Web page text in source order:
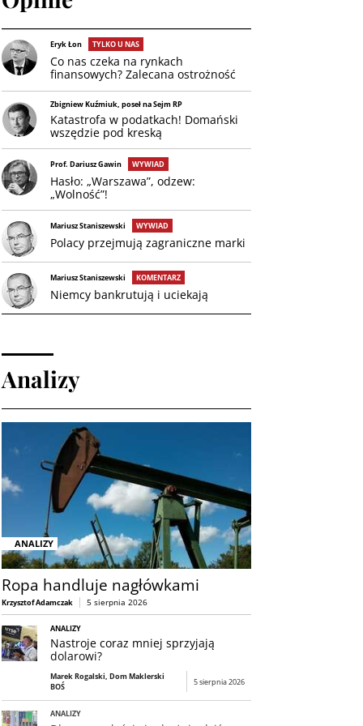
Eryk Łon TYLKO U NAS
Co nas czeka na rynkach
finansowych? Zalecana ostrożność
Zbigniew Kuźmiuk, poseł na Sejm RP
Katastrofa w podatkach! Domański
wszędzie pod kreską
Prof. Dariusz Gawin WYWIAD
Hasło: „Warszawa”, odzew:
„Wolność”!
Mariusz Staniszewski WYWIAD
Polacy przejmują zagraniczne marki
Mariusz Staniszewski KOMENTARZ
Niemcy bankrutują i uciekają
Analizy
ANALIZY
Ropa handluje nagłówkami
Krzysztof Adamczak 5 sierpnia 2026
ANALIZY
Nastroje coraz mniej sprzyjają
dolarowi?
Marek Rogalski, Dom Maklerski
BOŚ
5 sierpnia 2026
ANALIZY